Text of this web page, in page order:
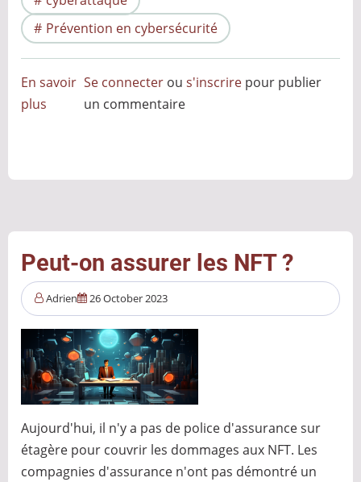
Prévention en cybersécurité
En savoir
plus
cybersécurité
?
Se connecter ous'inscrire pour publier
un commentaire
Peut-on assurer les NFT ?
Adrien 26 October 2023
Aujourd'hui, il n'y a pas de police d'assurance sur
étagère pour couvrir les dommages aux NFT. Les
compagnies d'assurance n'ont pas démontré un